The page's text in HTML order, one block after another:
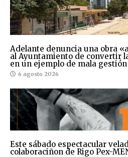
Adelante denuncia una obra
al Ayuntamiento de convertir
en un ejemplo de mala gestión
6 agosto 2026
Este sábado espectacular
colaboraciñon de Rigo Pex-